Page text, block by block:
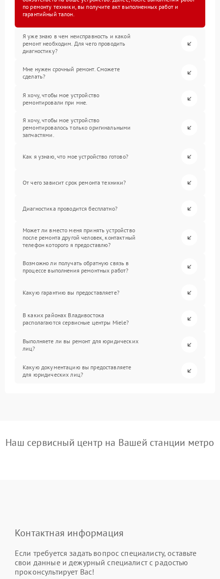
по ремонту техники, вы получите акт выполненных работ и
гарантийный талон.
Я уже знаю в чем неисправность и какой
ремонт необходим. Для чего проводить
диагностику?
Мне нужен срочный ремонт. Сможете
сделать?
Я хочу, чтобы мое устройство
ремонтировали при мне.
Я хочу, чтобы мое устройство
ремонтировалось только оригинальными
запчастями.
Как я узнаю, что мое устройство готово?
От чего зависит срок ремонта техники?
Диагностика проводится бесплатно?
Может ли вместо меня принять устройство
после ремонта другой человек, контактный
телефон которого я предоставлю?
Возможно ли получать обратную связь в
процессе выполнения ремонтных работ?
Какую гарантию вы предоставляете?
В каких районах Владивостока
располагаются сервисные центры Miele?
Выполняете ли вы ремонт для юридических
лиц?
Какую документацию вы предоставляете
для юридических лиц?
Наш сервисный центр на Вашей станции метро
Контактная информация
Если требуется задать вопрос специалисту, оставьте
свои данные и дежурный специалист с радостью
проконсультирует Вас!